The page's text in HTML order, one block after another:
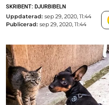
SKRIBENT: DJURBIBELN
Uppdaterad: sep 29, 2020, 11:44
Publicerad: sep 29, 2020, 11:44